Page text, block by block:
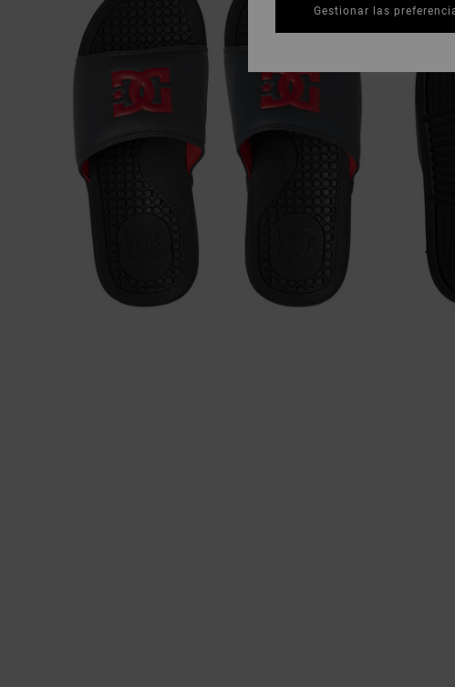
Gestionar las